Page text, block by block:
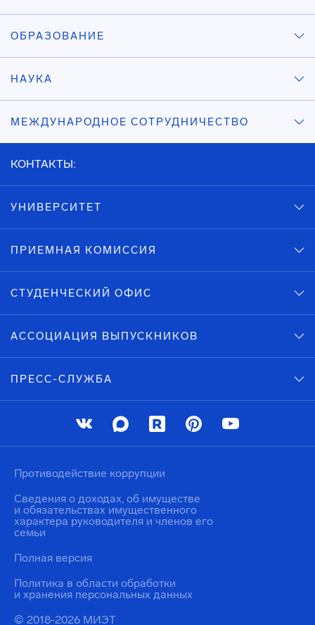
ОБРАЗОВАНИЕ
НАУКА
МЕЖДУНАРОДНОЕ СОТРУДНИЧЕСТВО
КОНТАКТЫ:
УНИВЕРСИТЕТ
ПРИЕМНАЯ КОМИССИЯ
СТУДЕНЧЕСКИЙ ОФИС
АССОЦИАЦИЯ ВЫПУСКНИКОВ
ПРЕСС-СЛУЖБА
© 2018-2026 МИЭТ
Политика в области обработки
и хранения персональных данных
Противодействие коррупции
Сведения о доходах, об имуществе
и обязательствах имущественного
характера руководителя и членов его
семьи
Полная версия